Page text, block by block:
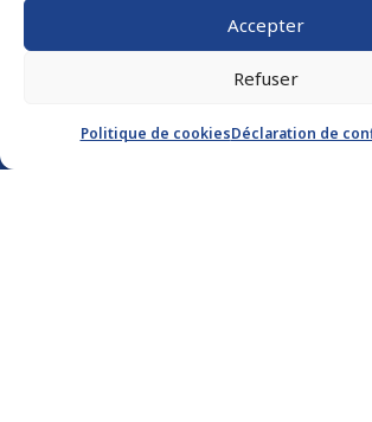
Accepter
Refuser
Politique de cookiesDéclaration de